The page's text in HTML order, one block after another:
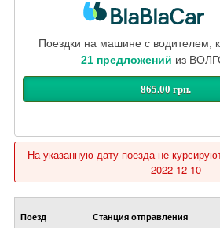
Поездки на машине с водителем,
21 предложений из
865.00 грн.
На указанную дату поезда не
2022-12-10
Поезд Станция отправления